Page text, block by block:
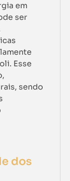
em
ser
Esse
sendo
dos